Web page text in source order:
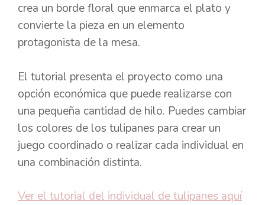
crea un borde floral que enmarca el plato y
convierte la pieza en un elemento
protagonista de la mesa.
El tutorial presenta el proyecto como una
opción económica que puede realizarse con
una pequeña cantidad de hilo. Puedes cambiar
los colores de los tulipanes para crear un
juego coordinado o realizar cada individual en
una combinación distinta.
Ver el tutorial del individual de tulipanes aquí